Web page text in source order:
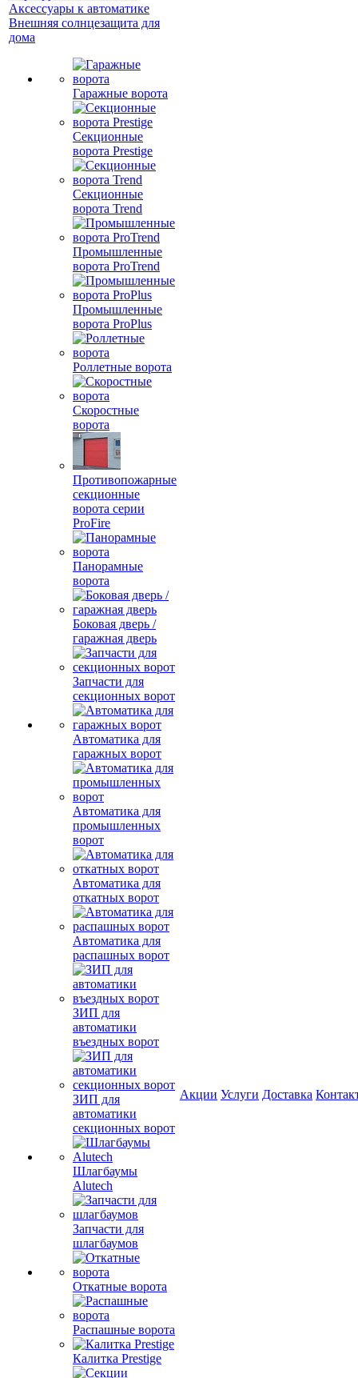
Аксессуары к автоматике
Внешняя солнцезащита для
дома
Гаражные ворота
Секционные
ворота Prestige
Секционные
ворота Trend
Промышленные
ворота ProTrend
Промышленные
ворота ProPlus
Роллетные ворота
Скоростные
ворота
Противопожарные
секционные
ворота серии
ProFire
Панорамные
ворота
Боковая дверь /
гаражная дверь
Запчасти для
секционных ворот
Автоматика для
гаражных ворот
Автоматика для
промышленных
ворот
Автоматика для
откатных ворот
Автоматика для
распашных ворот
ЗИП для
автоматики
въездных ворот
ЗИП для
автоматики
секционных ворот
Шлагбаумы
Alutech
Запчасти для
шлагбаумов
Откатные ворота
Распашные ворота
Калитка Prestige
Акции Услуги Доставка